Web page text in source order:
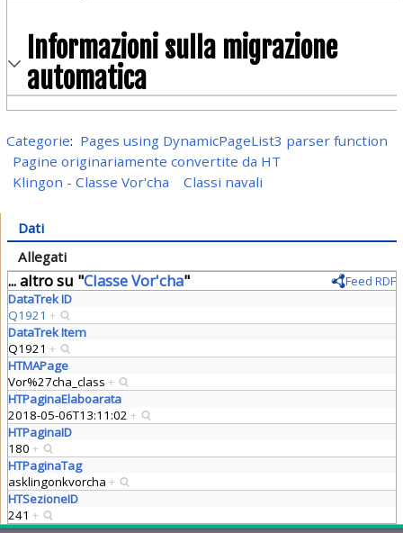
Informazioni sulla migrazione
automatica
Categorie: Pages using DynamicPageList3 parser function
Pagine originariamente convertite da HT
Klingon - Classe Vor'cha
Classi navali
Dati
Allegati
... altro su "Classe Vor'cha"
Feed RDF
DataTrek ID
Q1921 +
DataTrek Item
Q1921 +
HTMAPage
Vor%27cha_class +
HTPaginaElaboarata
2018-05-06T13:11:02 +
HTPaginaID
180 +
HTPaginaTag
asklingonkvorcha +
HTSezioneID
241 +